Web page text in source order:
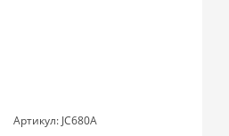
Артикул: JC680A